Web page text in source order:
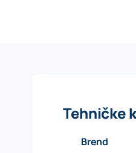
Tehničke
Brend